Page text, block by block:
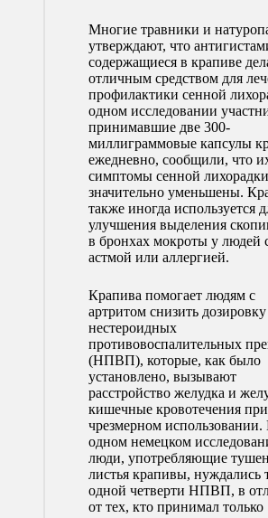
Многие травники и
утверждают, что
содержащиеся в крапиве
отличным средством для
профилактики сенной
одном исследовании
принимавшие две 300-
миллиграммовые капсулы
ежедневно, сообщили, что
симптомы сенной
значительно уменьшены.
также иногда используется
улучшения выделения
в бронхах мокроты у людей
астмой или аллергией.
Крапива помогает людям с
артритом снизить дозировку
нестероидных
противовоспалительных
(НПВП), которые, как было
установлено, вызывают
расстройство желудка и
кишечные кровотечения при
чрезмерном использовании.
одном немецком
люди, употребляющие
листья крапивы, нуждались
одной четверти НПВП, в
от тех, кто принимал только